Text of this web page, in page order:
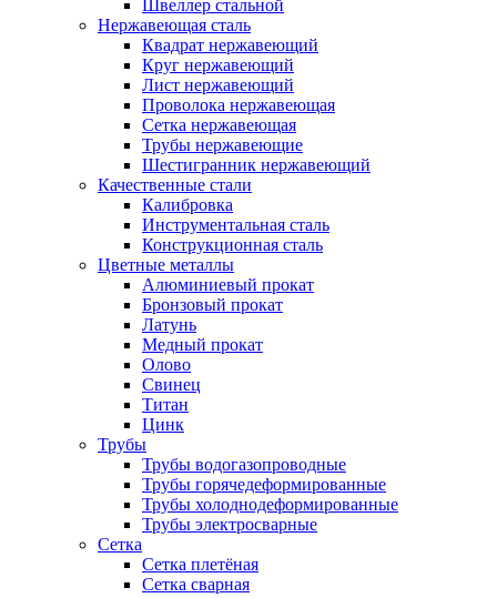
Швеллер стальной
Нержавеющая сталь
Квадрат нержавеющий
Круг нержавеющий
Лист нержавеющий
Проволока нержавеющая
Сетка нержавеющая
Трубы нержавеющие
Шестигранник нержавеющий
Качественные стали
Калибровка
Инструментальная сталь
Конструкционная сталь
Цветные металлы
Алюминиевый прокат
Бронзовый прокат
Латунь
Медный прокат
Олово
Свинец
Титан
Цинк
Трубы
Трубы водогазопроводные
Трубы горячедеформированные
Трубы холоднодеформированные
Трубы электросварные
Сетка
Сетка плетёная
Сетка сварная